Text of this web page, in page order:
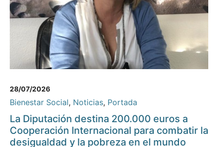
28/07/2026
Bienestar Social, Noticias, Portada
La Diputación destina 200.000 euros a
Cooperación Internacional para combatir la
desigualdad y la pobreza en el mundo